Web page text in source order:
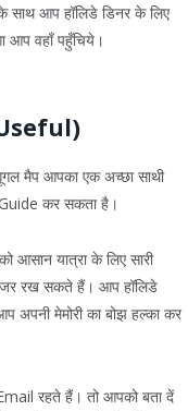
आप हॉलिडे डिनर के लिए
आप वहाँ पहुँचिये।
मैप आपका एक अच्छा साथी
कर सकता है।
आसान यात्रा के लिए सारी
रख सकते हैं। आप हॉलिडे
मेमोरी का बोझ हल्का कर
रहते हैं। तो आपको बता दें